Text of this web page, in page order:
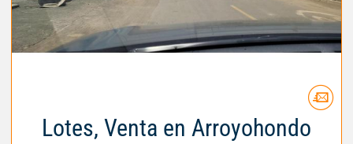
Lotes, Venta en Arroyohondo